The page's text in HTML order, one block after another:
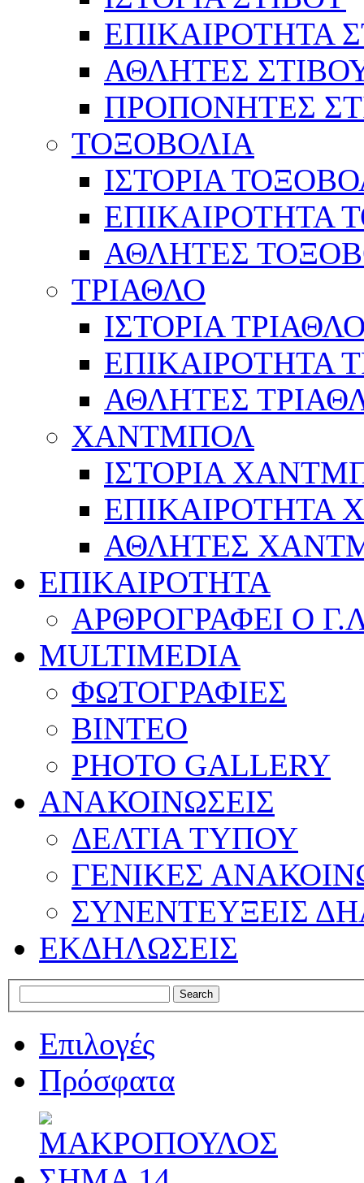
ΕΠΙΚΑΙΡΟΤΗΤΑ
ΑΘΛΗΤΕΣ
ΠΡΟΠΟΝΗΤΕΣ
ΤΟΞΟΒΟΛΙΑ
ΙΣΤΟΡΙΑ
ΕΠΙΚΑΙΡΟΤΗΤΑ
ΑΘΛΗΤΕΣ
ΤΡΙΑΘΛΟ
ΙΣΤΟΡΙΑ
ΕΠΙΚΑΙΡΟΤΗΤΑ
ΑΘΛΗΤΕΣ
ΧΑΝΤΜΠΟΛ
ΙΣΤΟΡΙΑ
ΕΠΙΚΑΙΡΟΤΗΤΑ
ΑΘΛΗΤΕΣ
ΕΠΙΚΑΙΡΟΤΗΤΑ
ΑΡΘΡΟΓΡΑΦΕΙ Ο
MULTIMEDIA
ΦΩΤΟΓΡΑΦΙΕΣ
ΒΙΝΤΕΟ
PHOTO GALLERY
ΑΝΑΚΟΙΝΩΣΕΙΣ
ΔΕΛΤΙΑ ΤΥΠΟΥ
ΓΕΝΙΚΕΣ
ΣΥΝΕΝΤΕΥΞΕΙΣ
ΕΚΔΗΛΩΣΕΙΣ
Επιλογές
Πρόσφατα